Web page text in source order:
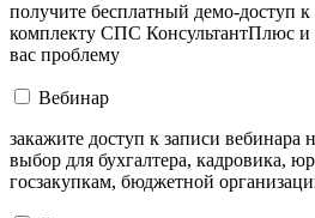
получите бесплатный демо-доступ
комплекту СПС КонсультантПлюс и
вас проблему
Вебинар
закажите доступ к записи вебинара
выбор для бухгалтера, кадровика,
госзакупкам, бюджетной